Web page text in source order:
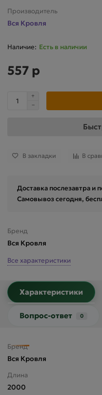
Производитель
Вся Кровля
Есть в наличии
557 р
В закладки В
Доставка послезавтра и
Самовывоз сегодня,
Бренд
Вся Кровля
Все характеристики
Характеристики
Вопрос-ответ 0
Бренд
Вся Кровля
Длина
2000